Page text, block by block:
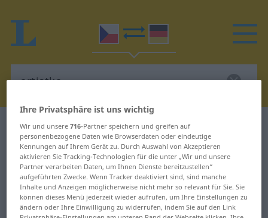
Tschechisch-Deutsch Wörterbuch artistka
Tschechisch-Deutsch Übersetzung
für "artistka"
"artistka" Deutsch Übersetzung
Ihre Privatsphäre ist uns wichtig
Wir und unsere716-Partner speichern und greifen auf
personenbezogene Daten wie Browserdaten oder eindeutige
Kennungen auf Ihrem Gerät zu. Durch Auswahl von Akzeptieren
aktivieren Sie Tracking-Technologien für die unter „Wir und unsere
Partner verarbeiten Daten, um Ihnen Dienste bereitzustellen“
aufgeführten Zwecke. Wenn Tracker deaktiviert sind, sind manche
Inhalte und Anzeigen möglicherweise nicht mehr so relevant für Sie. Sie
können dieses Menü jederzeit wieder aufrufen, um Ihre Einstellungen zu
ändern oder Ihre Einwilligung zu widerrufen, indem Sie auf den Link